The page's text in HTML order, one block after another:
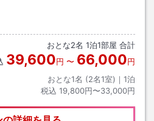
おとな2名 1泊1部屋 合計
39,600円 〜 66,000円
おとな1名 (2名1室)｜ 1泊
税込 19,800円〜33,000円